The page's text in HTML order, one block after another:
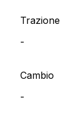
Trazione
-
Cambio
-